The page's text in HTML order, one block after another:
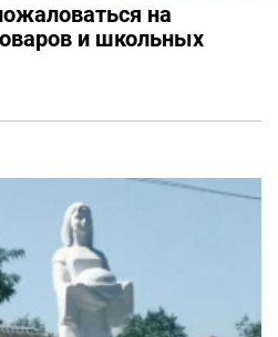
на
и школьных